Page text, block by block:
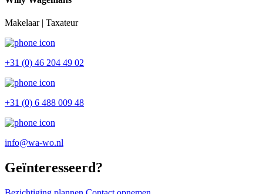
Makelaar | Taxateur
+31 (0) 46 204 49 02
+31 (0) 6 488 009 48
info@wa-wo.nl
Geïnteresseerd?